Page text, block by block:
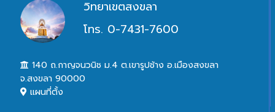
วิทยาเขตสงขลา
โทร. 0-7431-7600
140 ถ.กาญจนวนิช ม.4 ต.เขารูปช้าง อ.เมืองสงขลา
จ.สงขลา 90000
แผนที่ตั้ง